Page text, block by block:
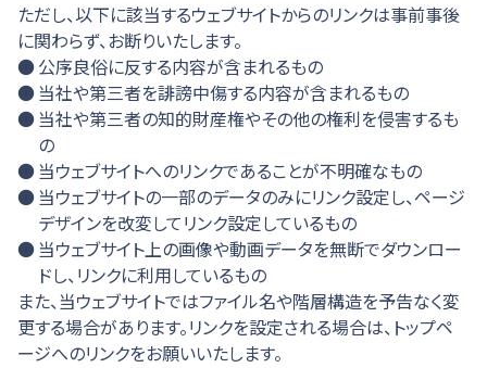
ただし、以下に該当するウェブサイトからのリンクは事前事後
に関わらず、お断りいたします。
公序良俗に反する内容が含まれるもの
当社や第三者を誹謗中傷する内容が含まれるもの
当社や第三者の知的財産権やその他の権利を侵害するも
の
当ウェブサイトへのリンクであることが不明確なもの
当ウェブサイトの一部のデータのみにリンク設定し、ページ
デザインを改変してリンク設定しているもの
当ウェブサイト上の画像や動画データを無断でダウンロー
ドし、リンクに利用しているもの
また、当ウェブサイトではファイル名や階層構造を予告なく変
更する場合があります。リンクを設定される場合は、トップペ
ージへのリンクをお願いいたします。